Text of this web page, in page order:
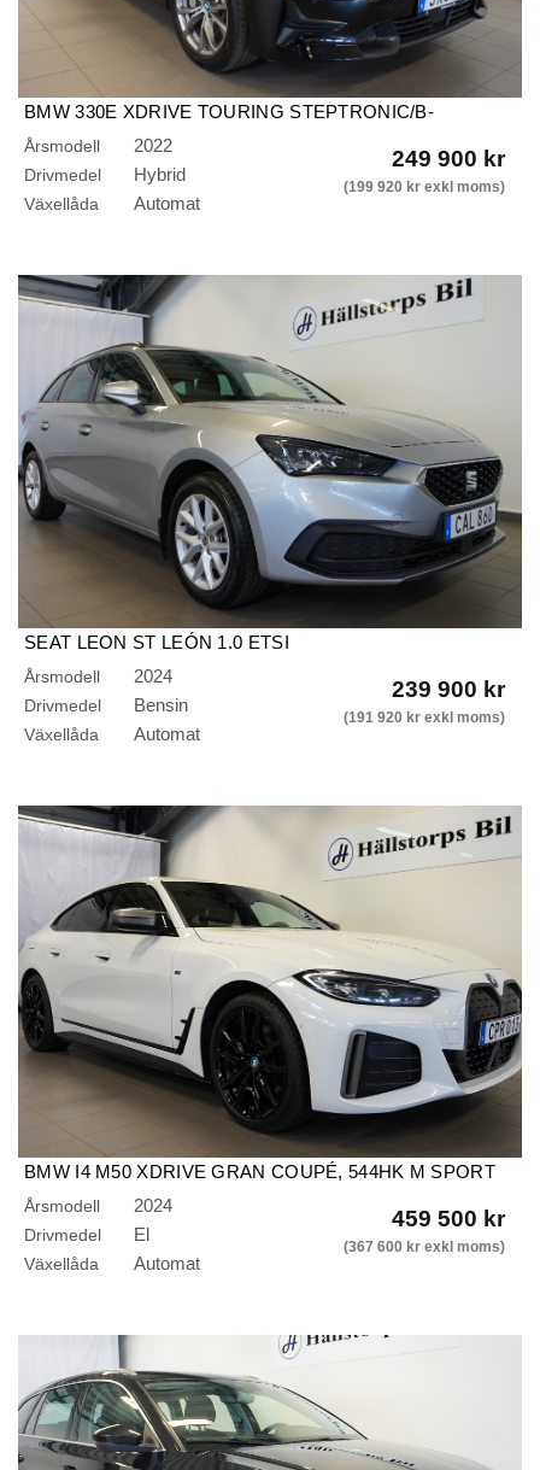
BMW 330E XDRIVE TOURING STEPTRONIC/B-
KAMERA/DRAG/GPS
Årsmodell 2022
Drivmedel Hybrid
Växellåda Automat
249 900 kr
(199 920 kr exkl moms)
SEAT LEON ST LEÓN 1.0 ETSI
STYLE/AUTO/RATTVÄRME/DRAGKROK
Årsmodell 2024
Drivmedel Bensin
Växellåda Automat
239 900 kr
(191 920 kr exkl moms)
BMW I4 M50 XDRIVE GRAN COUPÉ, 544HK M SPORT
Årsmodell 2024
Drivmedel El
Växellåda Automat
459 500 kr
(367 600 kr exkl moms)